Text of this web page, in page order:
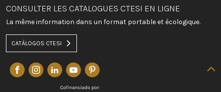
CONSULTER LES CATALOGUES CTESI EN LIGNE
La même information dans un format portable et écologique.
CATÁLOGOS CTESI